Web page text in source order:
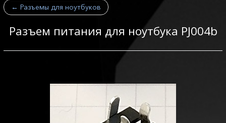
← Разъемы для ноутбуков
Разъем питания для ноутбука PJ004b